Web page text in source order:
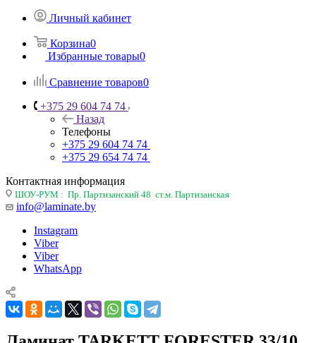
Личный кабинет
Корзина0
Избранные товары0
Сравнение товаров0
+375 29 604 74 74
Назад
Телефоны
+375 29 604 74 74
+375 29 654 74 74
Контактная информация
ШОУ-РУМ : Пр. Партизанский 48 ст.м. Партизанская
info@laminate.by
Instagram
Viber
Viber
WhatsApp